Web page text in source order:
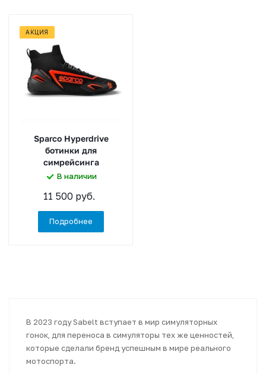
АКЦИЯ
Sparco Hyperdrive
ботинки для
симрейсинга
В наличии
11 500 руб.
Подробнее
В 2023 году Sabelt вступает в мир симуляторных
гонок, для переноса в симуляторы тех же ценностей,
которые сделали бренд успешным в мире реального
мотоспорта.